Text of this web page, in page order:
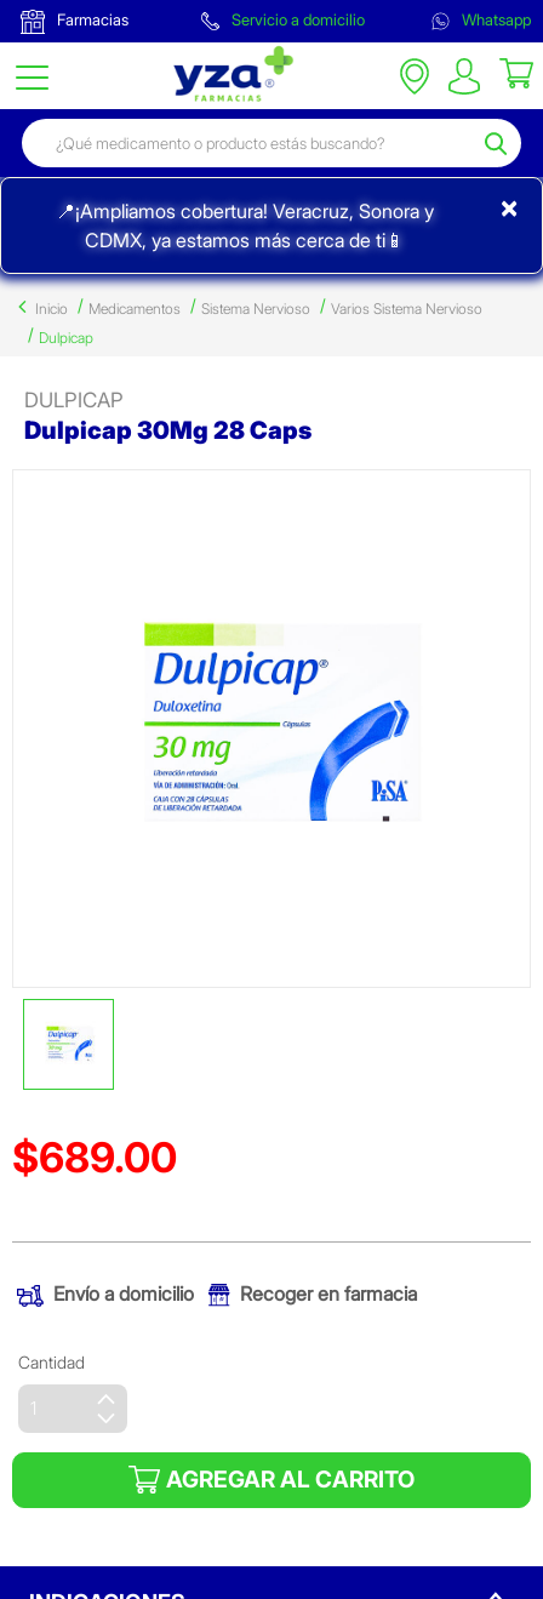
Farmacias Servicio a domicilio Whatsapp
📍¡Ampliamos cobertura! Veracruz, Sonora y
CDMX, ya estamos más cerca de ti📱
×
Inicio Medicamentos Sistema Nervioso
Varios Sistema Nervioso
Dulpicap
DULPICAP
Dulpicap 30Mg 28 Caps
Precio reducido de
$689.00
Envío a domicilio Recoger en farmacia
Cantidad
AGREGAR AL CARRITO